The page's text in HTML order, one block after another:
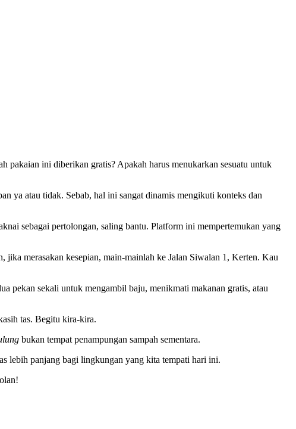
ya atau tidak. Sebab, hal ini sangat dinamis mengikuti konteks dan
sebagai pertolongan, saling bantu. Platform ini mempertemukan yang
jika merasakan kesepian, main-mainlah ke Jalan Siwalan 1, Kerten. Kau
pekan sekali untuk mengambil baju, menikmati makanan gratis, atau
tas. Begitu kira-kira.
bukan tempat penampungan sampah sementara.
lebih panjang bagi lingkungan yang kita tempati hari ini.